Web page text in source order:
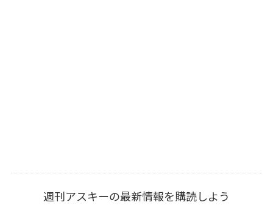
週刊アスキーの最新情報を購読しよう